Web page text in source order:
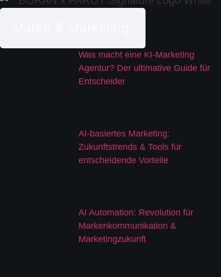
Was macht eine KI-Marketing
Agentur? Der ultimative Guide für
Entscheider
AI-basiertes Marketing:
Zukunftstrends & Tools für
entscheidende Vorteile
AI Automation: Revolution für
Markenkommunikation &
Marketingzukunft